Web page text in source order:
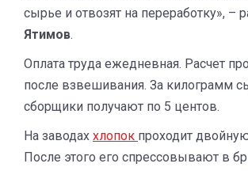
сырье и отвозят на переработку», –
Ятимов.
Оплата труда ежедневная. Расчет
после взвешивания. За килограмм
сборщики получают по 5 центов.
На заводах хлопок проходит
После этого его спрессовывают в